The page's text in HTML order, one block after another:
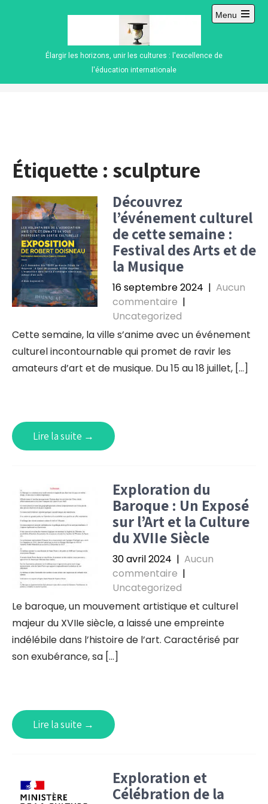
Élargir les horizons, unir les cultures : l'excellence de
l'éducation internationale
Menu
Open
Étiquette : sculpture
Découvrez
l’événement culturel
de cette semaine :
Festival des Arts et de
la Musique
16 septembre 2024 | Aucun
commentaire |
Uncategorized
Cette semaine, la ville s’anime avec un événement
culturel incontournable qui promet de ravir les
amateurs d’art et de musique. Du 15 au 18 juillet, […]
Lire la suite →
Exploration du
Baroque : Un Exposé
sur l’Art et la Culture
du XVIIe Siècle
30 avril 2024 | Aucun
commentaire |
Uncategorized
Le baroque, un mouvement artistique et culturel
majeur du XVIIe siècle, a laissé une empreinte
indélébile dans l’histoire de l’art. Caractérisé par
son exubérance, sa […]
Lire la suite →
Exploration et
Célébration de la